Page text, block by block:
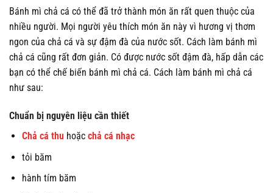
Bánh mì chả cá có thể đã trở thành món ăn rất quen thuộc của
nhiều người. Mọi người yêu thích món ăn này vì hương vị thơm
ngon của chả cá và sự đậm đà của nước sốt. Cách làm bánh mì
chả cá cũng rất đơn giản. Có được nước sốt đậm đà, hấp dẫn các
bạn có thể chế biến bánh mì chả cá. Cách làm bánh mì chả cá
như sau:
Chuẩn bị nguyên liệu cần thiết
Chả cá thu hoặc chả cá nhạc
tỏi băm
hành tím băm